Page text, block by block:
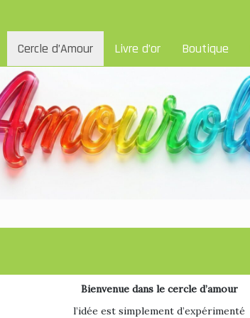
Cercle d’Amour Livre d’or Boutique
Bienvenue dans le cercle d’amour
l’idée est simplement d’expérimenté